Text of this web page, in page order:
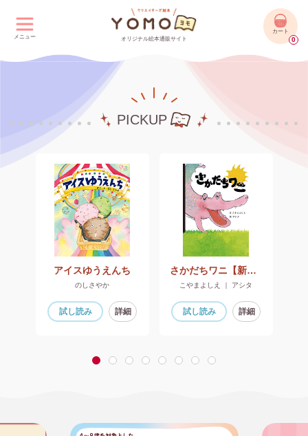
メニュー オリジナル絵本通販サイト
カート
0
PICKUP
アイスゆうえんち
のしさやか
試し読み 詳細
さかだちワニ【新装版】
こやまよしえ ｜ アシタ
試し読み 詳細
1 2 3 4 5 6 7 8